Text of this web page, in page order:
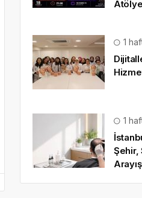
1
1
Şehir,